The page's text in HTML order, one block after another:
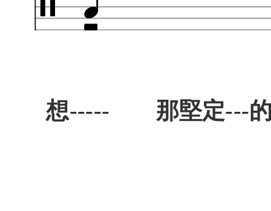
想----- 那堅定---的